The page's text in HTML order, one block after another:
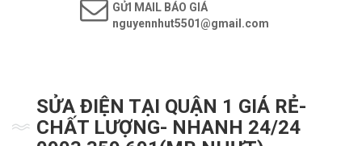
GỬI MAIL BÁO GIÁ
nguyennhut5501@gmail.com
SỬA ĐIỆN TẠI QUẬN 1 GIÁ RẺ-
CHẤT LƯỢNG- NHANH 24/24